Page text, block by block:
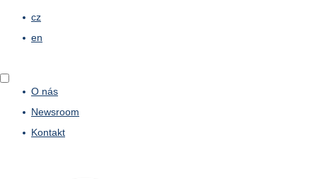
cz
en
O nás
Newsroom
Kontakt